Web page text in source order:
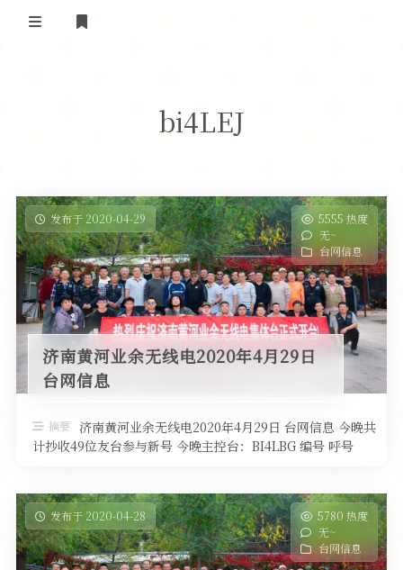
关于黄河
黄河使命
黄河新闻
政策法规
活动竞赛
行业新闻
无线电资料
BA4II
图文教程
视频资料
HAM技巧
软件
器材专区
车载类别
摩托车
编号申请
黄河直播
编号查询
bi4LEJ
发布于 2020-04-29
5555 热度
无~
台网信息
济南黄河业余无线电2020年4月29日
台网信息
摘要 济南黄河业余无线电2020年4月29日 台网信息 今晚共
计抄收49位友台参与新号 今晚主控台：BI4LBG 编号 呼号
发布于 2020-04-28
5780 热度
无~
台网信息